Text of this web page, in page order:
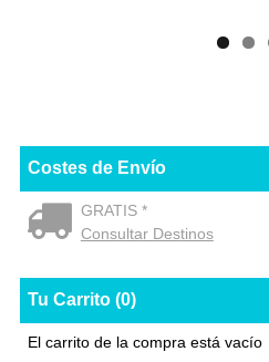
Costes de Envío
GRATIS *
Consultar Destinos
Tu Carrito (0)
El carrito de la compra está vacío